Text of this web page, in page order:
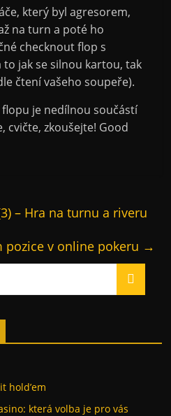
který byl agresorem,
na turn a poté ho
checknout flop s
to jak se silnou kartou, tak
čtení vašeho soupeře).
je nedílnou součástí
cvičte, zkoušejte! Good
– Hra na turnu a riveru
pozice v online pokeru →
hold’em
která volba je pro vás